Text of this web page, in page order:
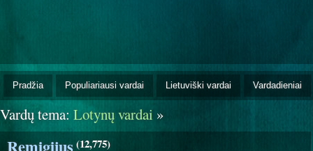
Pradžia Populiariausi vardai Lietuviški vardai Vardadieniai
Vardų tema: Lotynų vardai »
Remigijus (12,775)